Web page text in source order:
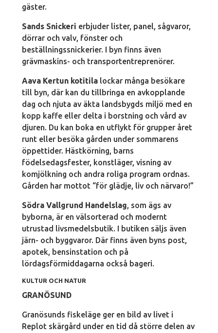
gäster.
Sands Snickeri erbjuder lister, panel, sågvaror,
dörrar och valv, fönster och
beställningssnickerier. I byn finns även
grävmaskins- och transportentreprenörer.
Aava Kertun kotitila lockar många besökare
till byn, där kan du tillbringa en avkopplande
dag och njuta av äkta landsbygds miljö med en
kopp kaffe eller delta i borstning och vård av
djuren. Du kan boka en utflykt för grupper året
runt eller besöka gården under sommarens
öppettider. Hästkörning, barns
födelsedagsfester, konstläger, visning av
komjölkning och andra roliga program ordnas.
Gården har mottot “för glädje, liv och närvaro!”
Södra Vallgrund Handelslag, som ägs av
byborna, är en välsorterad och modernt
utrustad livsmedelsbutik. I butiken säljs även
järn- och byggvaror. Där finns även byns post,
apotek, bensinstation och på
lördagsförmiddagarna också bageri.
KULTUR OCH NATUR
GRANÖSUND
Granösunds fiskeläge ger en bild av livet i
Replot skärgård under en tid då större delen av